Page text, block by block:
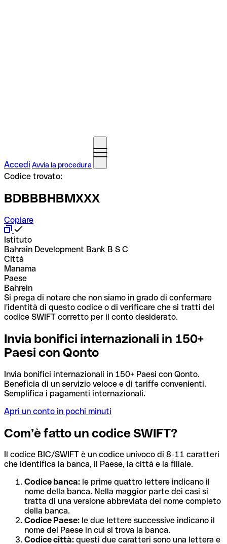
Accedi Avvia la procedura
Codice trovato:
BDBBBHBMXXX
Copiare
Istituto
Bahrain Development Bank B S C
Città
Manama
Paese
Bahrein
Si prega di notare che non siamo in grado di confermare
l'identità di questo codice o di verificare che si tratti del
codice SWIFT corretto per il conto desiderato.
Invia bonifici internazionali in 150+
Paesi con Qonto
Invia bonifici internazionali in 150+ Paesi con Qonto.
Beneficia di un servizio veloce e di tariffe convenienti.
Semplifica i pagamenti internazionali.
Apri un conto in pochi minuti
Com’è fatto un codice SWIFT?
Il codice BIC/SWIFT è un codice univoco di 8-11 caratteri
che identifica la banca, il Paese, la città e la filiale.
Codice banca: le prime quattro lettere indicano il
nome della banca. Nella maggior parte dei casi si
tratta di una versione abbreviata del nome completo
della banca.
Codice Paese: le due lettere successive indicano il
nome del Paese in cui si trova la banca.
Codice città: questi due caratteri sono una lettera e